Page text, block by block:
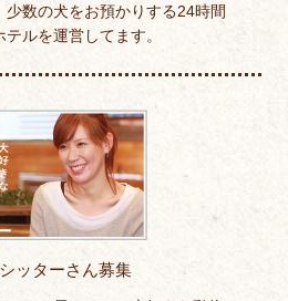
少数の犬をお預かりする24時間
ルを運営してます。
ッターさん募集